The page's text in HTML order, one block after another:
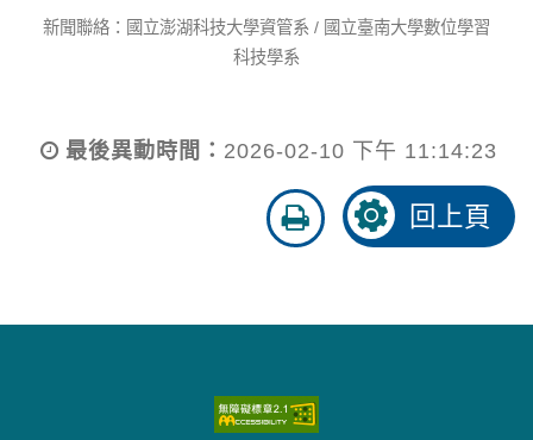
新聞聯絡：國立澎湖科技大學資管系 / 國立臺南大學數位學習
科技學系
最後異動時間： 2026-02-10 下午 11:14:23
友
善
回上頁